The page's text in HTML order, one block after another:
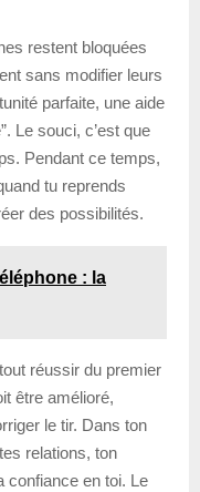
restent bloquées
sans modifier leurs
parfaite, une aide
Le souci, c’est que
Pendant ce temps,
tu reprends
des possibilités.
: la
réussir du premier
être amélioré,
le tir. Dans ton
relations, ton
confiance en toi. Le